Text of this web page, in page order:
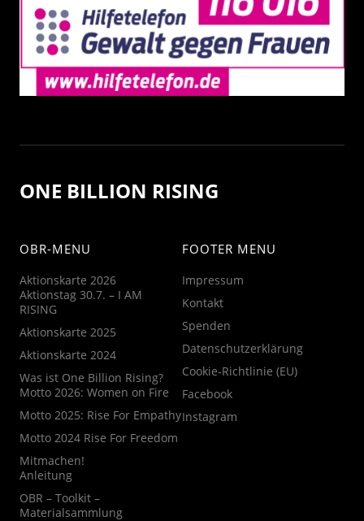
ONE BILLION RISING
OBR-MENU
Aktionskarte 2026
Aktionstag 30.7. – I AM
RISING
Aktionskarte 2025
Aktionskarte 2024
Was ist One Billion Rising?
Motto 2026: Women on Fire
Motto 2025: Rise For Empathy
Motto 2024 Rise For Freedom
Mitmachen!
Anleitung
OBR – Toolkit –
Materialsammlung
FOOTER MENU
Impressum
Kontakt
Spenden
Datenschutzerklärung
Cookie-Richtlinie (EU)
Facebook
Instagram